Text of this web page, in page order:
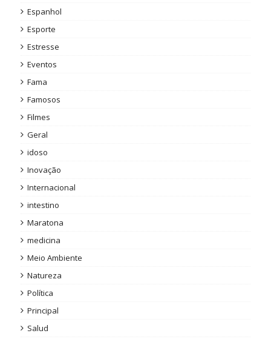
Espanhol
Esporte
Estresse
Eventos
Fama
Famosos
Filmes
Geral
idoso
Inovação
Internacional
intestino
Maratona
medicina
Meio Ambiente
Natureza
Política
Principal
Salud